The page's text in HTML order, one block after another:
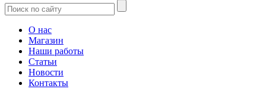
О нас
Магазин
Наши работы
Статьи
Новости
Контакты